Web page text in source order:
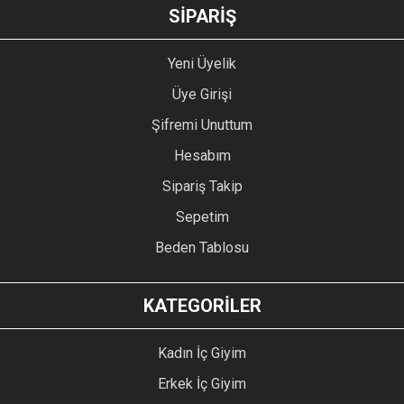
GÖNDER
SİPARİŞ
Yeni Üyelik
Üye Girişi
Şifremi Unuttum
Hesabım
Sipariş Takip
Sepetim
Beden Tablosu
KATEGORİLER
Kadın İç Giyim
Erkek İç Giyim